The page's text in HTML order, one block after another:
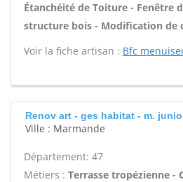
Étanchéité de Toiture - Fenêtre
structure bois - Modification de
Voir la fiche artisan : Bfc
Renov art - ges habitat - m.
Ville : Marmande
Département: 47
Métiers : Terrasse tropézienne -